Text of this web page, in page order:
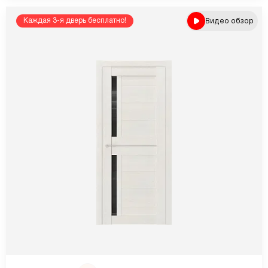
Каждая 3-я дверь бесплатно! Видео обзор